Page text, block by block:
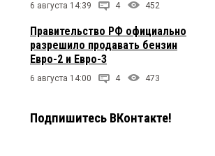
6 августа 14:39 4 452
Правительство РФ официально
разрешило продавать бензин
Евро-2 и Евро-3
6 августа 14:00 4 473
Подпишитесь ВКонтакте!